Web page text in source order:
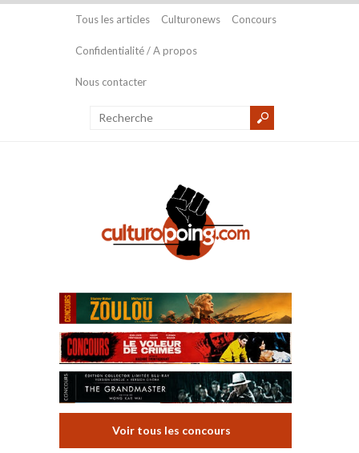
Tous les articles Culturonews Concours
Confidentialité / A propos
Nous contacter
Voir tous les concours